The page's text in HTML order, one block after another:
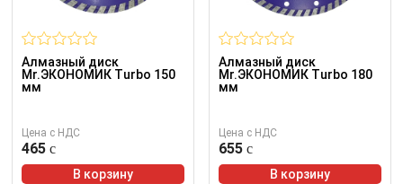
Алмазный диск
Mr.ЭКОНОМИК Turbo 150
мм
Цена с НДС
465
В корзину
Алмазный диск
Mr.ЭКОНОМИК Turbo 180
мм
Цена с НДС
655
В корзину